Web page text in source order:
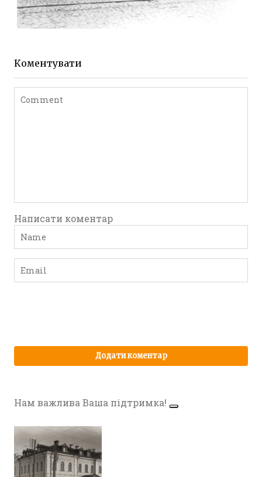
ЖИТОМИР МИХАЙЛІВСЬКА 1903 РОКУ
Коментувати
Написати коментар
Нам важлива Ваша підтримка!